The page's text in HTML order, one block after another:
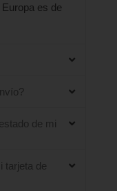
es de
de mi
tarjeta de